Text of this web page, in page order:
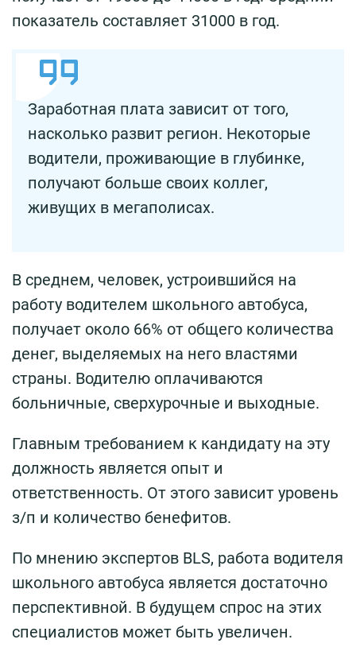
показатель составляет 31000 в год.
Заработная плата зависит от того,
насколько развит регион. Некоторые
водители, проживающие в глубинке,
получают больше своих коллег,
живущих в мегаполисах.
В среднем, человек, устроившийся на
работу водителем школьного автобуса,
получает около 66% от общего количества
денег, выделяемых на него властями
страны. Водителю оплачиваются
больничные, сверхурочные и выходные.
Главным требованием к кандидату на эту
должность является опыт и
ответственность. От этого зависит уровень
з/п и количество бенефитов.
По мнению экспертов BLS, работа водителя
школьного автобуса является достаточно
перспективной. В будущем спрос на этих
специалистов может быть увеличен.